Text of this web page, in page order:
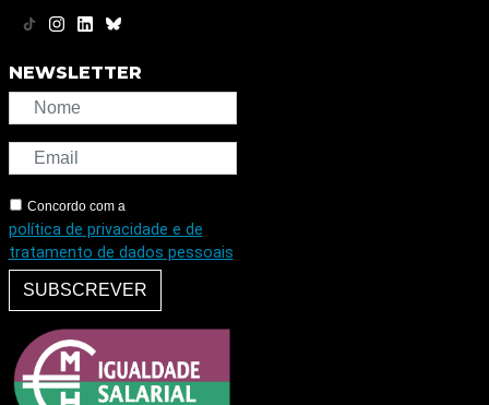
NEWSLETTER
Concordo com a
política de privacidade e de
tratamento de dados pessoais
SUBSCREVER